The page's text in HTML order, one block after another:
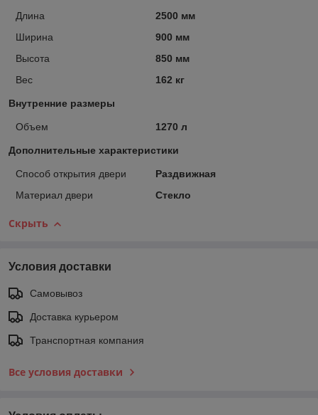
Длина
2500 мм
Ширина
900 мм
Высота
850 мм
Вес
162 кг
Внутренние размеры
Объем 1270 л
Дополнительные характеристики
Способ открытия двери
Раздвижная
Материал двери
Стекло
Скрыть
Условия доставки
Самовывоз
Доставка курьером
Транспортная компания
Все условия доставки